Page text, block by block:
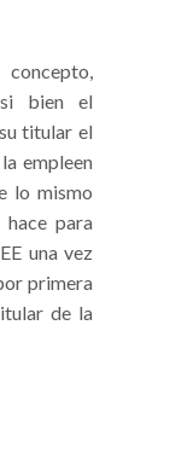
bien el
titular el
empleen
lo mismo
para
una vez
primera
de la